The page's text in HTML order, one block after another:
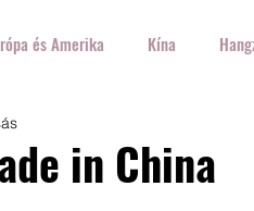
és Amerika Kína
in China